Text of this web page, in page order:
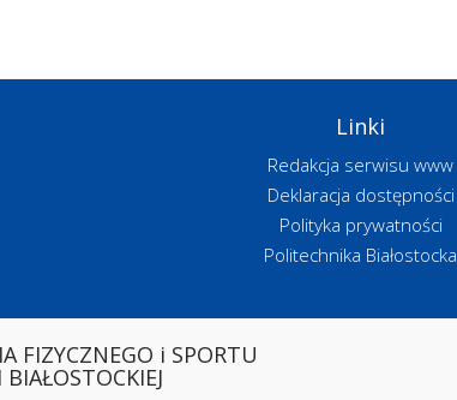
Linki
Redakcja serwisu www
Deklaracja dostępności
Polityka prywatności
Politechnika Białostocka
FIZYCZNEGO i SPORTU